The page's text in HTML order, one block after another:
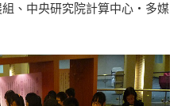
、中央研究院計算中心‧多媒